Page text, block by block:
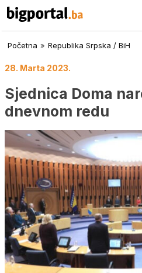
Početna » Republika Srpska / BiH
28. Marta 2023.
Sjednica Doma
dnevnom redu